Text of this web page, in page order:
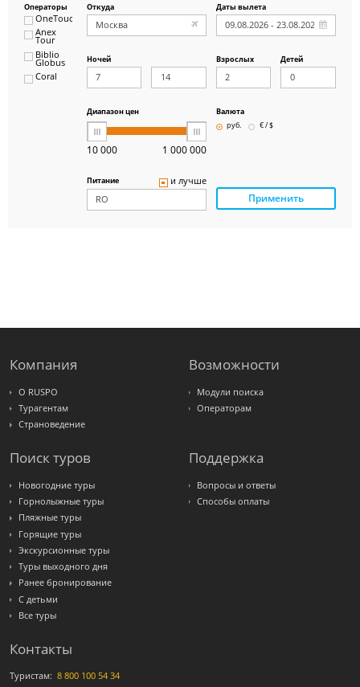
Операторы
OneTouch&Travel
Anex
Tour
Biblio
Globus
Coral
Интурист
Откуда Даты вылета
Ночей Взрослых Детей
Диапазон цен
10 000 1 000 000
Валюта
руб.
€ / $
Питание и лучше
Применить
Компания
О RUSPO
Турагентам
Страноведение
Возможности
Модули поиска
Операторам
Поиск туров
Новогодние туры
Горнолыжные туры
Пляжные туры
Горящие туры
Экскурсионные туры
Туры выходного дня
Ранее бронирование
С детьми
Все туры
Поддержка
Вопросы и ответы
Способы оплаты
Контакты
Туристам: 8 800 100 54 34